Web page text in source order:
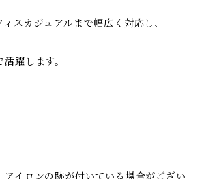
スカジュアルまで幅広く対応し、
躍します。
アイロンの跡が付いている場合がござい